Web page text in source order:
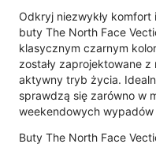
Odkryj niezwykły
buty The North Face
klasycznym czarnym
zostały zaprojektowane
aktywny tryb życia.
sprawdzą się zarówno w
weekendowych wypadów
Buty The North Face